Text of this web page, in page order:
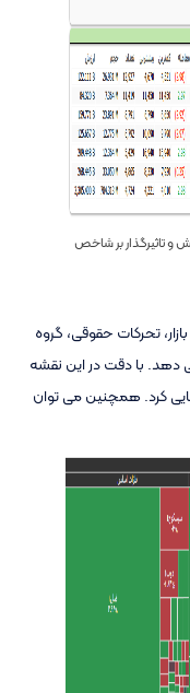
و تاثیرگذار بر شاخص
تحرکات حقوقی، گروه
با دقت در این نقشه
کرد. همچنین می توان